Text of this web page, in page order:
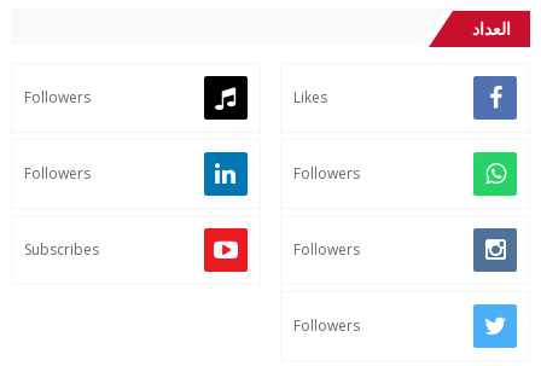
العداد
Likes
Followers
Followers
Followers
Followers
Subscribes
Followers